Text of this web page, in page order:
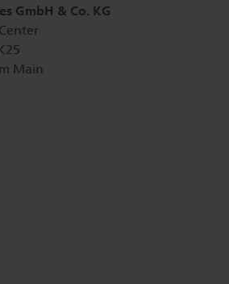
GmbH & Co. KG
Main